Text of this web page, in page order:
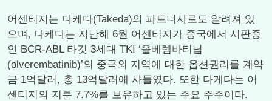
어센티지는 다케다(Takeda)의 파트너사로도 알려져 있
으며, 다케다는 지난해 6월 어센티지가 중국에서 시판중
인 BCR-ABL 타깃 3세대 TKI ‘올베렘바티닙
(olverembatinib)’의 중국외 지역에 대한 옵션권리를 계약
금 1억달러, 총 13억달러에 사들였다. 또한 다케다는 어
센티지의 지분 7.7%를 보유하고 있는 주요 주주이다.